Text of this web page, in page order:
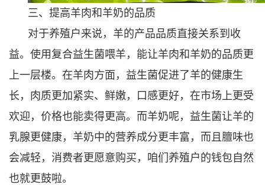
三、提高羊肉和羊奶的品质
对于养殖户来说，羊的产品品质直接关系到收
益。使用复合益生菌喂羊，能让羊肉和羊奶的品质更
上一层楼。在羊肉方面，益生菌促进了羊的健康生
长，肉质更加紧实、鲜嫩，口感更好，在市场上更受
欢迎，价格也能卖得更高。而羊奶呢，益生菌让羊的
乳腺更健康，羊奶中的营养成分更丰富，而且膻味也
会减轻，消费者更愿意购买，咱们养殖户的钱包自然
也就更鼓啦。